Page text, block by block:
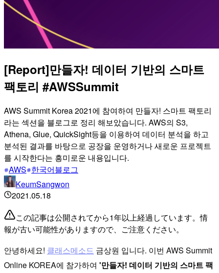
[Report]만들자! 데이터 기반의 스마트
팩토리 #AWSSummit
AWS Summit Korea 2021에 참여하여 만들자! 스마트 팩토리
라는 섹션을 블로그로 정리 해보았습니다. AWS의 S3,
Athena, Glue, QuickSight등을 이용하여 데이터 분석을 하고
분석된 결과를 바탕으로 공장을 운영하거나 새로운 프로젝트
를 시작한다는 흥미로운 내용입니다.
AWS 한국어블로그
KeumSangwon
2021.05.18
この記事は公開されてから1年以上経過しています。情
報が古い可能性がありますので、ご注意ください。
안녕하세요! 클래스메소드 금상원 입니다. 이번 AWS Summit
Online KOREA에 참가하여 '만들자! 데이터 기반의 스마트 팩